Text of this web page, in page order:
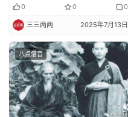
0 0 0
三三两两 2025年7月13日
八点僧音